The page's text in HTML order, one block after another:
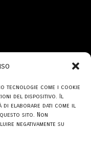
tecnologie come i cookie
del dispositivo. Il
di elaborare dati come il
sito. Non
negativamente su
Città